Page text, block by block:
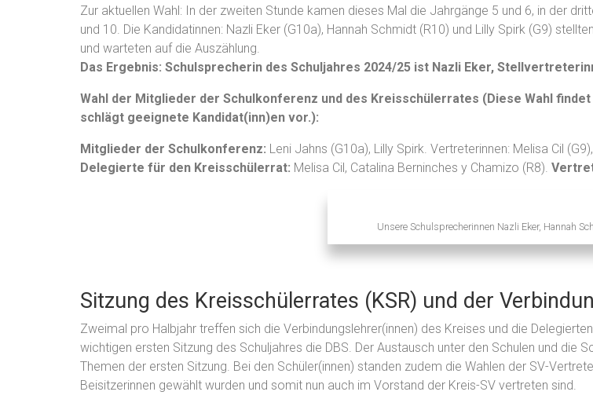
Zur aktuellen Wahl: In der zweiten Stunde kamen dieses Mal die Jahrgänge 5 und 6, in der
und 10. Die Kandidatinnen: Nazli Eker (G10a), Hannah Schmidt (R10) und Lilly Spirk (G9)
und warteten auf die Auszählung.
Das Ergebnis: Schulsprecherin des Schuljahres 2024/25 ist Nazli Eker,
Wahl der Mitglieder der Schulkonferenz und des Kreisschülerrates (Diese Wahl
schlägt geeignete Kandidat(inn)en vor.):
Mitglieder der Schulkonferenz: Leni Jahns (G10a), Lilly Spirk. Vertreterinnen: Melisa Cil
Delegierte für den Kreisschülerrat: Melisa Cil, Catalina Berninches y Chamizo (R8).
Unsere Schulsprecherinnen Nazli Eker, Hannah
Sitzung des Kreisschülerrates (KSR) und der
Zweimal pro Halbjahr treffen sich die Verbindungslehrer(innen) des Kreises und die
wichtigen ersten Sitzung des Schuljahres die DBS. Der Austausch unter den Schulen und die
Themen der ersten Sitzung. Bei den Schüler(innen) standen zudem die Wahlen der SV-
Beisitzerinnen gewählt wurden und somit nun auch im Vorstand der Kreis-SV vertreten sind.